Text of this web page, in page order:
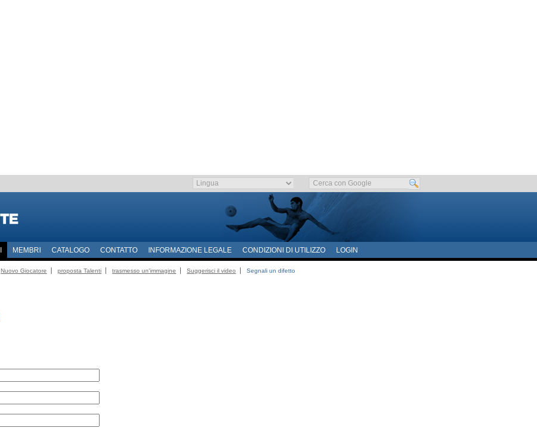
MEMBRI CATALOGO CONTATTO INFORMAZIONE LEGALE CONDIZIONI DI UTILIZZO LOGIN
Nuovo Giocatore proposta Talenti trasmesso un'immagine Suggerisci il video
Segnali un difetto